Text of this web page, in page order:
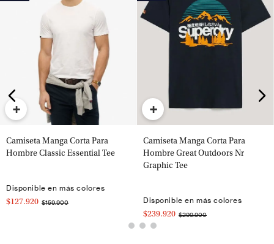
+
Camiseta Manga Corta Para
Hombre Classic Essential Tee
Disponible en más colores
$127.920 $159.900
+
Camiseta Manga Corta Para
Hombre Great Outdoors Nr
Graphic Tee
Disponible en más colores
$239.920 $299.900